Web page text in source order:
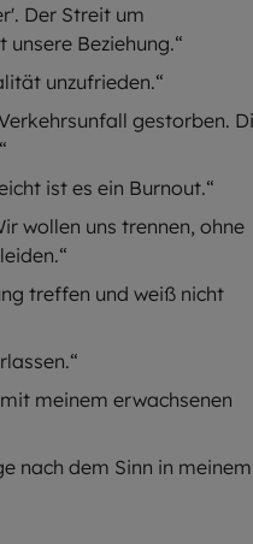
Der Streit um
Beziehung.“
unzufrieden.“
gestorben.
ist es ein Burnout.“
wollen uns trennen, ohne
treffen und weiß nicht
meinem erwachsenen
nach dem Sinn in meinem